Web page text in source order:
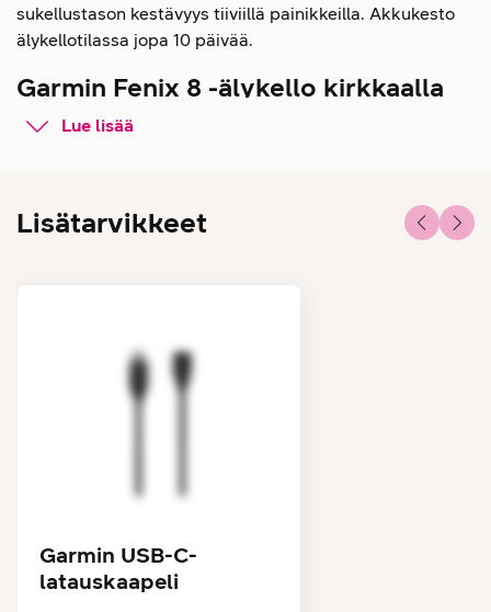
sukellustason kestävyys tiiviillä painikkeilla. Akkukesto
älykellotilassa jopa 10 päivää.
Garmin Fenix 8 -älykello kirkkaalla
AMOLED-näytöllä
haluavat ylittää rajojaan. Älykellossa on kirkas 1,3
tuuman AMOLED-näyttö, ruostumaton teräskehys sekä
voimaharjoittelut
Lisää suorituskykyäsi, kestävyyttä ja suojaa
seurannalla ja lajikohtaisilla harjoituksilla. Fenix 8 -kellon
Dynaaminen kiertomatkareititys
Lue lisää
Lisätarvikkeet
Garmin USB-C-
latauskaapeli